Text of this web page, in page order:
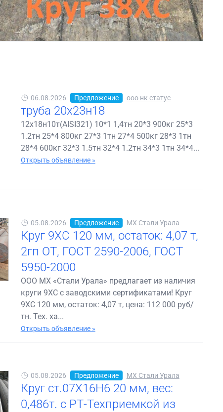
06.08.2026 Предложение ооо нк статус
труба 20х23н18
12х18н10т(AISI321) 10*1 1,4тн 20*3 900кг 25*3
1.2тн 25*4 800кг 27*3 1тн 27*4 500кг 28*3 1тн
28*4 600кг 32*3 1.5тн 32*4 1.2тн 34*3 1тн 34*4...
Открыть объявление »
05.08.2026 Предложение МХ Стали Урала
Круг 9ХС 120 мм, остаток: 4,07 т,
2гп ОТ, ГОСТ 2590-2006, ГОСТ
5950-2000
ООО МХ «Стали Урала» предлагает из наличия
круги 9ХС с заводскими сертификатами! Круг
9ХС 120 мм, остаток: 4,07 т, цена: 112 000 руб/
тн. Тех. ха...
Открыть объявление »
05.08.2026 Предложение МХ Стали Урала
Круг ст.07Х16Н6 20 мм, вес:
0,486т. с РТ-Техприемкой из